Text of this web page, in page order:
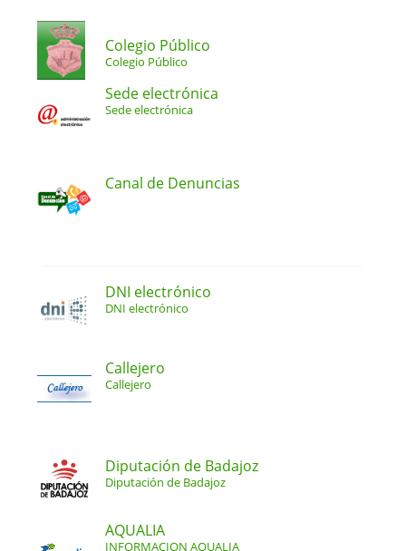
Colegio Público
Colegio Público
Sede electrónica
Sede electrónica
Canal de Denuncias
DNI electrónico
DNI electrónico
Callejero
Callejero
Diputación de Badajoz
Diputación de Badajoz
AQUALIA
INFORMACION AQUALIA